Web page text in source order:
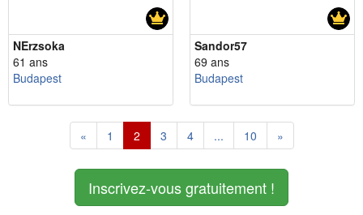
NErzsoka
61 ans
Budapest
Sandor57
69 ans
Budapest
« 1 2 3 4 ... 10 »
Inscrivez-vous gratuitement !